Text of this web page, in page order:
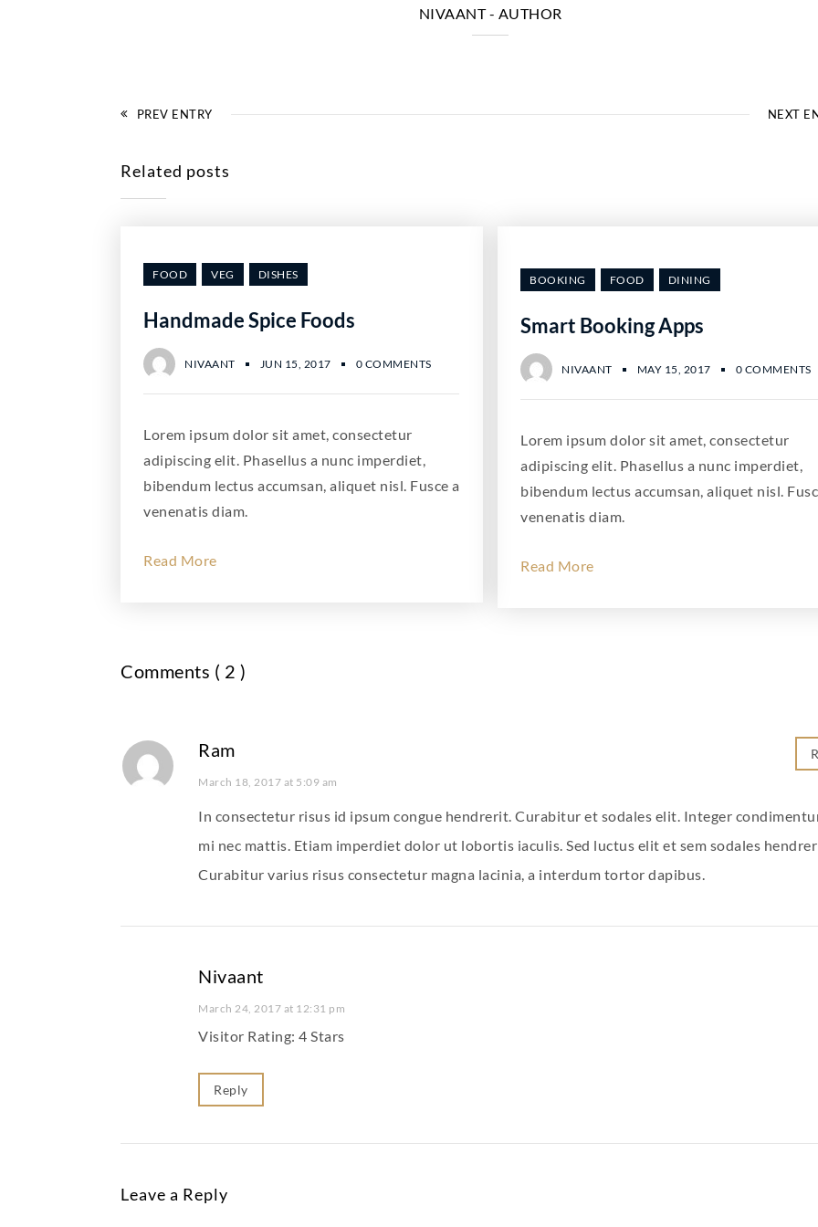
NIVAANT- AUTHOR
PREV ENTRY NEXT
Related posts
FOOD VEG DISHES
Handmade Spice Foods
NIVAANT JUN 15, 2017 0 COMMENTS
Lorem ipsum dolor sit amet, consectetur
adipiscing elit. Phasellus a nunc imperdiet,
bibendum lectus accumsan, aliquet nisl. Fusce a
venenatis diam.
Read More
BOOKING FOOD DINING
Smart Booking Apps
NIVAANT MAY 15, 2017 0 COMMENTS
Lorem ipsum dolor sit amet, consectetur
adipiscing elit. Phasellus a nunc imperdiet,
bibendum lectus accumsan, aliquet nisl.
venenatis diam.
Read More
Comments ( 2 )
Ram
March 18, 2017 at 5:09 am
In consectetur risus id ipsum congue hendrerit. Curabitur et sodales elit. Integer
mi nec mattis. Etiam imperdiet dolor ut lobortis iaculis. Sed luctus elit et sem sodales
Curabitur varius risus consectetur magna lacinia, a interdum tortor dapibus.
Nivaant
March 24, 2017 at 12:31 pm
Visitor Rating: 4 Stars
Reply
Leave a Reply